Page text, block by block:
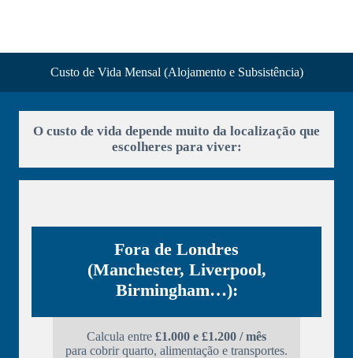
Custo de Vida Mensal (Alojamento e Subsistência)
O custo de vida depende muito da localização que
escolheres para viver:
Fora de Londres
(Manchester, Liverpool,
Birmingham…):
Calcula entre £1.000 e £1.200 / mês
para cobrir quarto, alimentação e transportes.